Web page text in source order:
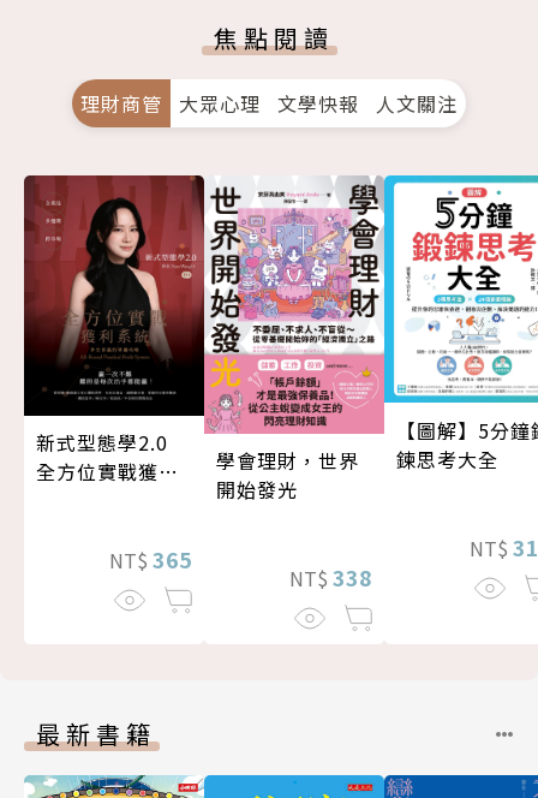
焦點閱讀
理財商管 大眾心理 文學快報 人文關注
新式型態學2.0
全方位實戰獲利
NT$ 365
學會理財，世界
開始發光
NT$ 338
【圖解】5分鐘
鍊思考大全
NT$
最新書籍